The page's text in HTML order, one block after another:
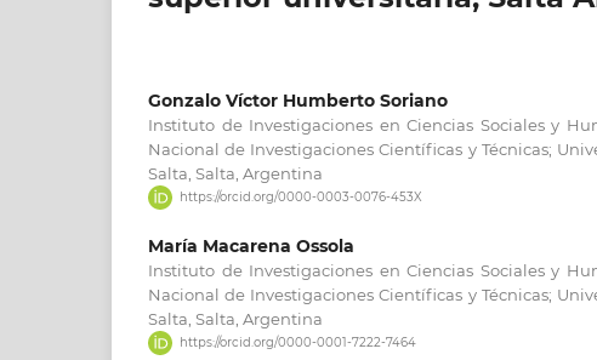
Gonzalo Víctor Humberto Soriano
Instituto de Investigaciones en Ciencias Sociales y
Nacional de Investigaciones Científicas y Técnicas;
Salta, Salta, Argentina
https://orcid.org/0000-0003-0076-453X
María Macarena Ossola
Instituto de Investigaciones en Ciencias Sociales y
Nacional de Investigaciones Científicas y Técnicas;
Salta, Salta, Argentina
https://orcid.org/0000-0001-7222-7464